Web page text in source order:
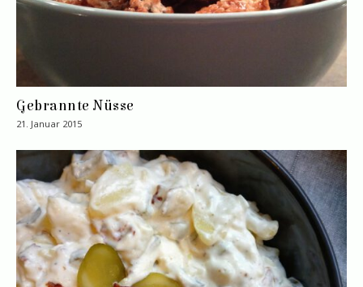
Gebrannte Nüsse
21. Januar 2015